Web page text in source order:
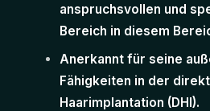
anspruchsvollen und
Bereich in diesem
Anerkannt für seine
Fähigkeiten in der
Haarimplantation (DHI).